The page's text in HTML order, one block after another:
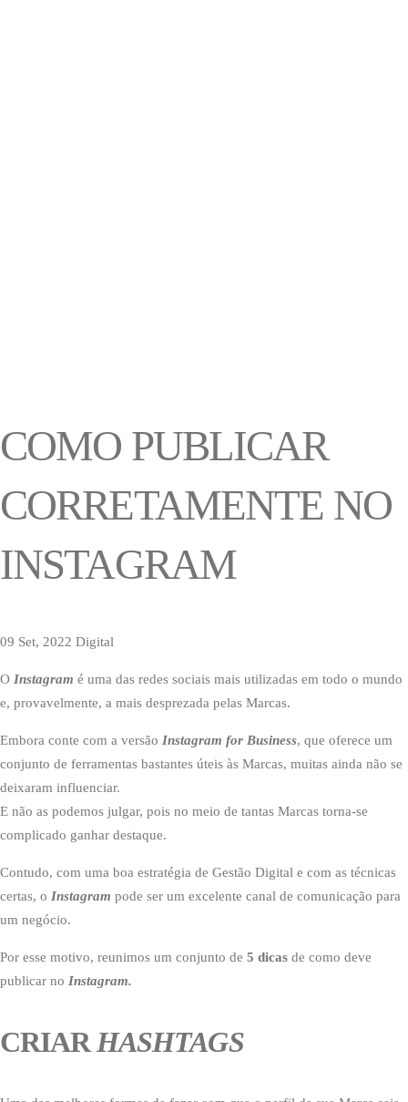
COMO PUBLICAR
CORRETAMENTE NO
INSTAGRAM
09 Set, 2022 Digital
O Instagram é uma das redes sociais mais utilizadas em todo o mundo
e, provavelmente, a mais desprezada pelas Marcas.
Embora conte com a versão Instagram for Business, que oferece um
conjunto de ferramentas bastantes úteis às Marcas, muitas ainda não se
deixaram influenciar.
E não as podemos julgar, pois no meio de tantas Marcas torna-se
complicado ganhar destaque.
Contudo, com uma boa estratégia de Gestão Digital e com as técnicas
certas, o Instagram pode ser um excelente canal de comunicação para
um negócio.
Por esse motivo, reunimos um conjunto de 5 dicas de como deve
publicar no Instagram.
CRIARHASHTAGS